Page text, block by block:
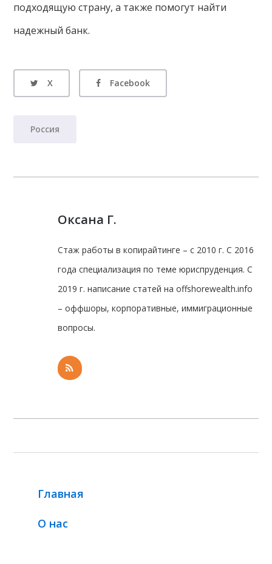
подходящую страну, а также помогут найти
надежный банк.
X Facebook
Россия
Оксана Г.
Стаж работы в копирайтинге – с 2010 г. С 2016
года специализация по теме юриспруденция. С
2019 г. написание статей на offshorewealth.info
– оффшоры, корпоративные, иммиграционные
вопросы.
Главная
О нас